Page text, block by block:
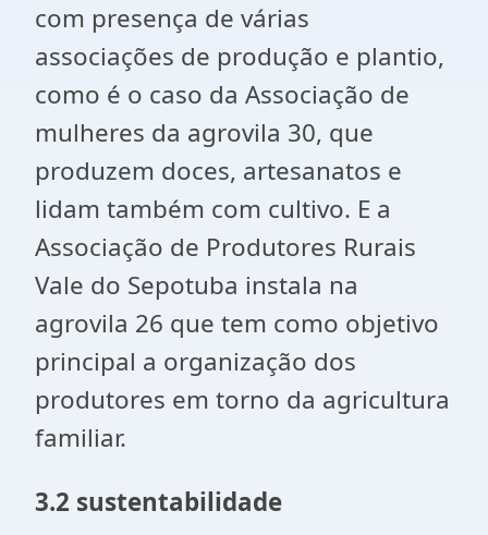
com presença de várias
associações de produção e plantio,
como é o caso da Associação de
mulheres da agrovila 30, que
produzem doces, artesanatos e
lidam também com cultivo. E a
Associação de Produtores Rurais
Vale do Sepotuba instala na
agrovila 26 que tem como objetivo
principal a organização dos
produtores em torno da agricultura
familiar.
3.2 sustentabilidade